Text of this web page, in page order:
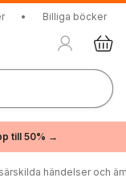
• Billiga böcker
till 50% →
händelser och